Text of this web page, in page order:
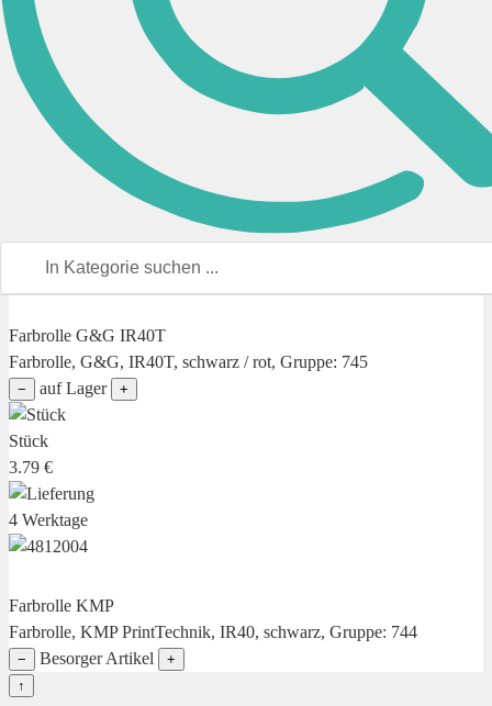
Gruppe
744
745
Farbrolle G&G IR40T
Farbrolle, G&G, IR40T, schwarz / rot, Gruppe: 745
− auf Lager +
Stück
3.79 €
4 Werktage
Farbrolle KMP
Farbrolle, KMP PrintTechnik, IR40, schwarz, Gruppe: 744
− Besorger Artikel
+
↑